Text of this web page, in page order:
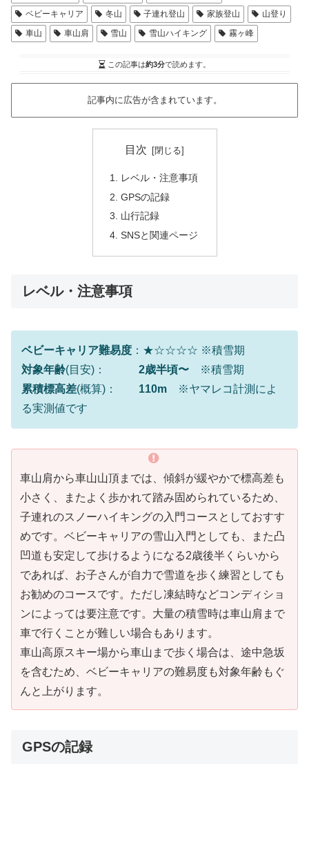
ベビーキャリア
冬山 子連れ登山 家族登山
山登り
車山
車山肩 雪山 雪山ハイキング 霧ヶ峰
この記事は約3分で読めます。
記事内に広告が含まれています。
目次
レベル・注意事項
GPSの記録
山行記録
SNSと関連ページ
レベル・注意事項
ベビーキャリア難易度 ：★☆☆☆☆ ※積雪期
対象年齢(目安)： 2歳半頃〜
※積雪期
累積標高差(概算)： 110m ※ヤマレコ計測によ
る実測値です
車山肩から車山山頂までは、傾斜が緩やかで標高差も
小さく、またよく歩かれて踏み固められているため、
子連れのスノーハイキングの入門コースとしておすす
めです。ベビーキャリアの雪山入門としても、また凸
凹道も安定して歩けるようになる2歳後半くらいから
であれば、お子さんが自力で雪道を歩く練習としても
お勧めのコースです。ただし凍結時などコンディショ
ンによっては要注意です。大量の積雪時は車山肩まで
車で行くことが難しい場合もあります。
車山高原スキー場から車山まで歩く場合は、途中急坂
を含むため、ベビーキャリアの難易度も対象年齢もぐ
んと上がります。
GPSの記録